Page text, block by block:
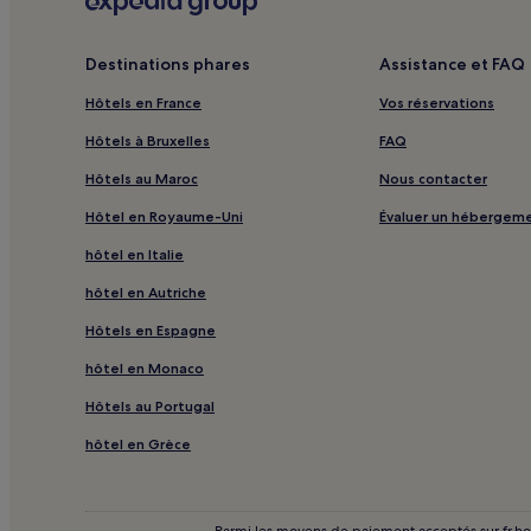
Plage de Plaka : Hôtels de plage à proximité
Almyros : hôtels
Château de Spinalonga : hôtels à proximité
Ville d'Agios Nikolaos : hôtels Hôtels avec centre de
Ville d'Agios Nikolaos : Appart’hôtels
Ville d'Agios Nikolaos : hôtels 2 étoiles
Elounda : hôtels Hôtels avec piscine
Elounda : Gîtes
Destinations phares
Hôtels en France
Hôtels à Bruxelles
Hôtels au Maroc
Hôtel en Royaume-Uni
hôtel en Italie
hôtel en Autriche
Hôtels en Espagne
hôtel en Monaco
Hôtels au Portugal
hôtel en Grèce
Assistance et FAQ
Vos réservations
FAQ
Nous contacter
Évaluer un